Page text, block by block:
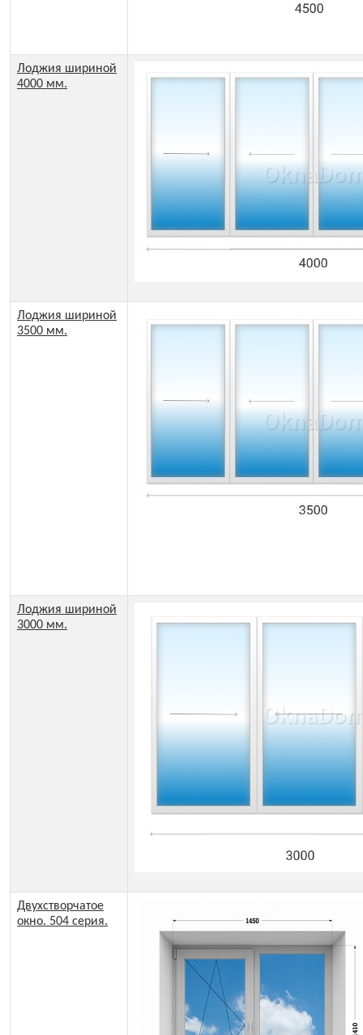
Лоджия шириной
4000 мм.
Лоджия шириной
3500 мм.
Лоджия шириной
3000 мм.
Двухстворчатое
окно. 504 серия.